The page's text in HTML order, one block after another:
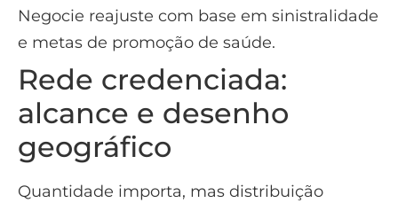
Negocie reajuste com base em sinistralidade
e metas de promoção de saúde.
Rede credenciada:
alcance e desenho
geográfico
Quantidade importa, mas distribuição